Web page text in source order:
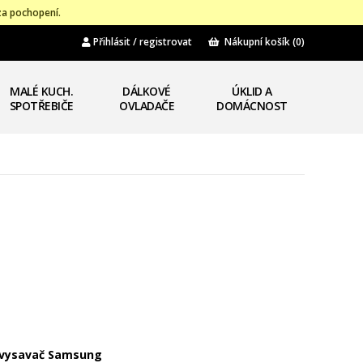
pochopení.
Přihlásit / registrovat Nákupní košík(0)
MALÉ KUCH.
SPOTŘEBIČE
DÁLKOVÉ
OVLADAČE
ÚKLID A
DOMÁCNOST
Samsung